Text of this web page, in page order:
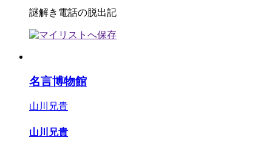
謎解き電話の脱出記
名言博物館
山川兄貴
山川兄貴